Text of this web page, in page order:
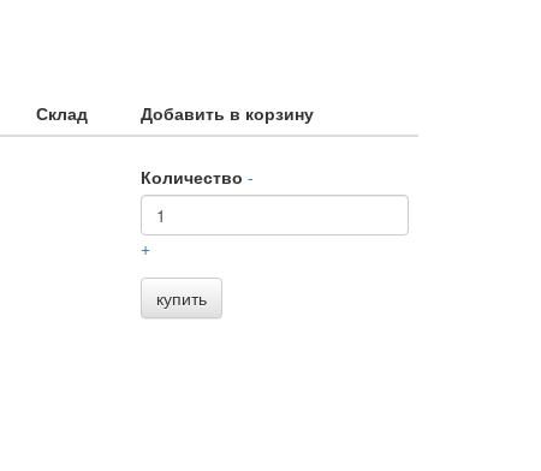
Склад
Добавить в корзину
Количество -
+
купить